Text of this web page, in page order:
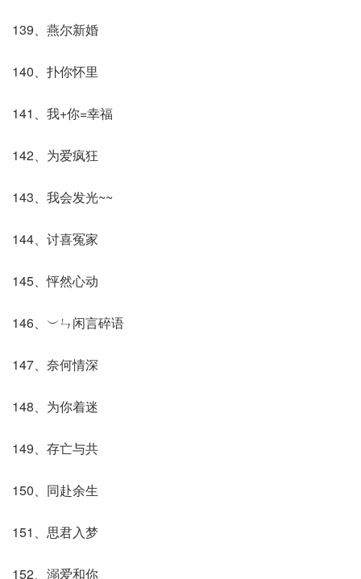
139、燕尔新婚
140、扑你怀里
141、我+你=幸福
142、为爱疯狂
143、我会发光~~
144、讨喜冤家
145、怦然心动
146、︶ㄣ闲言碎语
147、奈何情深
148、为你着迷
149、存亡与共
150、同赴余生
151、思君入梦
152、溺爱和你